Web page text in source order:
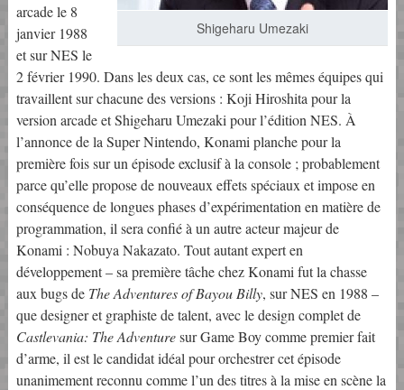
Shigeharu Umezaki
arcade le 8
janvier 1988
et sur NES le
2 février 1990. Dans les deux cas, ce sont les mêmes équipes qui
travaillent sur chacune des versions : Koji Hiroshita pour la
version arcade et Shigeharu Umezaki pour l’édition NES. À
l’annonce de la Super Nintendo, Konami planche pour la
première fois sur un épisode exclusif à la console ; probablement
parce qu’elle propose de nouveaux effets spéciaux et impose en
conséquence de longues phases d’expérimentation en matière de
programmation, il sera confié à un autre acteur majeur de
Konami : Nobuya Nakazato. Tout autant expert en
développement – sa première tâche chez Konami fut la chasse
aux bugs de The Adventures of Bayou Billy, sur NES en 1988 –
que designer et graphiste de talent, avec le design complet de
Castlevania: The Adventuresur Game Boy comme premier fait
d’arme, il est le candidat idéal pour orchestrer cet épisode
unanimement reconnu comme l’un des titres à la mise en scène la